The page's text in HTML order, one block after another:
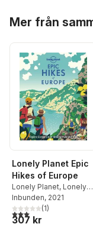
Mer från
Lonely Planet Epic
Hikes of Europe
Lonely Planet, Lonely
Planet
Inbunden, 2021
3,0utav 5 stjärnor.
(1)
307 kr